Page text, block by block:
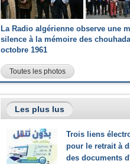
La Radio algérienne observe une
silence à la mémoire des
octobre 1961
Toutes les photos
Les plus lus
Trois liens
pour le retrait à
des documents